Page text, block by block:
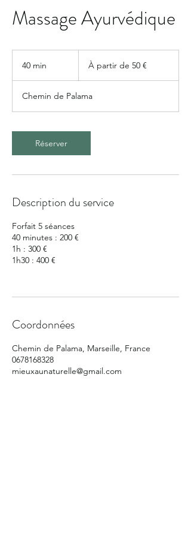
Massage Ayurvédique
40 min
i
n
partir
euros
À partir de 50 €
Chemin de Palama
Réserver
Description du service
Forfait 5 séances
40 minutes : 200 €
1h : 300 €
1h30 : 400 €
Coordonnées
Chemin de Palama, Marseille, France
0678168328
mieuxaunaturelle@gmail.com